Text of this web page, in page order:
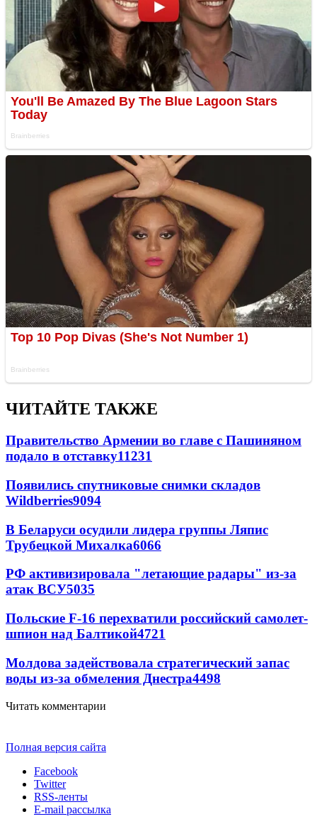
ЧИТАЙТЕ ТАКЖЕ
Правительство Армении во главе с Пашиняном
подало в отставку11231
Появились спутниковые снимки складов
Wildberries9094
В Беларуси осудили лидера группы Ляпис
Трубецкой Михалка6066
РФ активизировала "летающие радары" из-за
атак ВСУ5035
Польские F-16 перехватили российский самолет-
шпион над Балтикой4721
Молдова задействовала стратегический запас
воды из-за обмеления Днестра4498
Читать комментарии
Полная версия сайта
Facebook
Twitter
RSS-ленты
E-mail рассылка